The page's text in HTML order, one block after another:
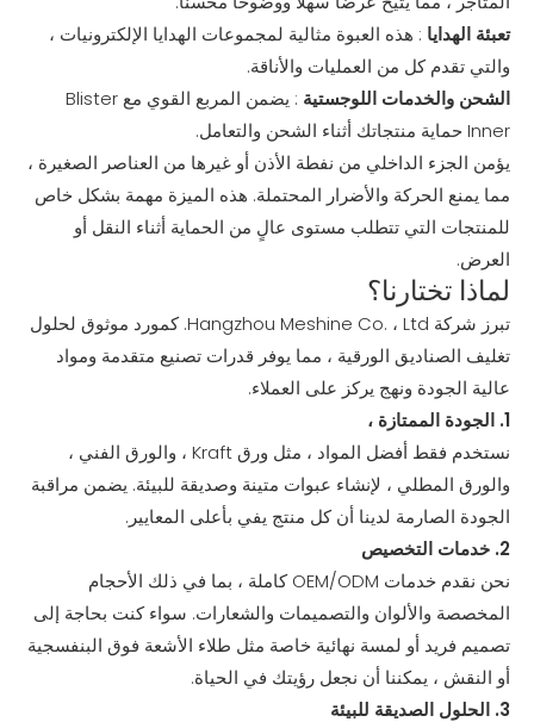
تعبئة الهدايا : هذه العبوة مثالية لمجموعات الهدايا الإلكترونيات ،
والتي تقدم كل من العمليات والأناقة.
الشحن والخدمات اللوجستية
: يضمن المربع القوي مع Blister
Inner حماية منتجاتك أثناء الشحن والتعامل.
يؤمن الجزء الداخلي من نفطة الأذن أو غيرها من العناصر الصغيرة ،
مما يمنع الحركة والأضرار المحتملة. هذه الميزة مهمة بشكل خاص
للمنتجات التي تتطلب مستوى عالٍ من الحماية أثناء النقل أو
العرض.
لماذا تختارنا؟
تبرز شركة Hangzhou Meshine Co. ، Ltd. كمورد موثوق لحلول
تغليف الصناديق الورقية ، مما يوفر قدرات تصنيع متقدمة ومواد
عالية الجودة ونهج يركز على العملاء.
1. الجودة الممتازة ،
نستخدم فقط أفضل المواد ، مثل ورق Kraft ، والورق الفني ،
والورق المطلي ، لإنشاء عبوات متينة وصديقة للبيئة. يضمن مراقبة
الجودة الصارمة لدينا أن كل منتج يفي بأعلى المعايير.
2. خدمات التخصيص
نحن نقدم خدمات OEM/ODM كاملة ، بما في ذلك الأحجام
المخصصة والألوان والتصميمات والشعارات. سواء كنت بحاجة إلى
تصميم فريد أو لمسة نهائية خاصة مثل طلاء الأشعة فوق البنفسجية
أو النقش ، يمكننا أن نجعل رؤيتك في الحياة.
3. الحلول الصديقة للبيئة